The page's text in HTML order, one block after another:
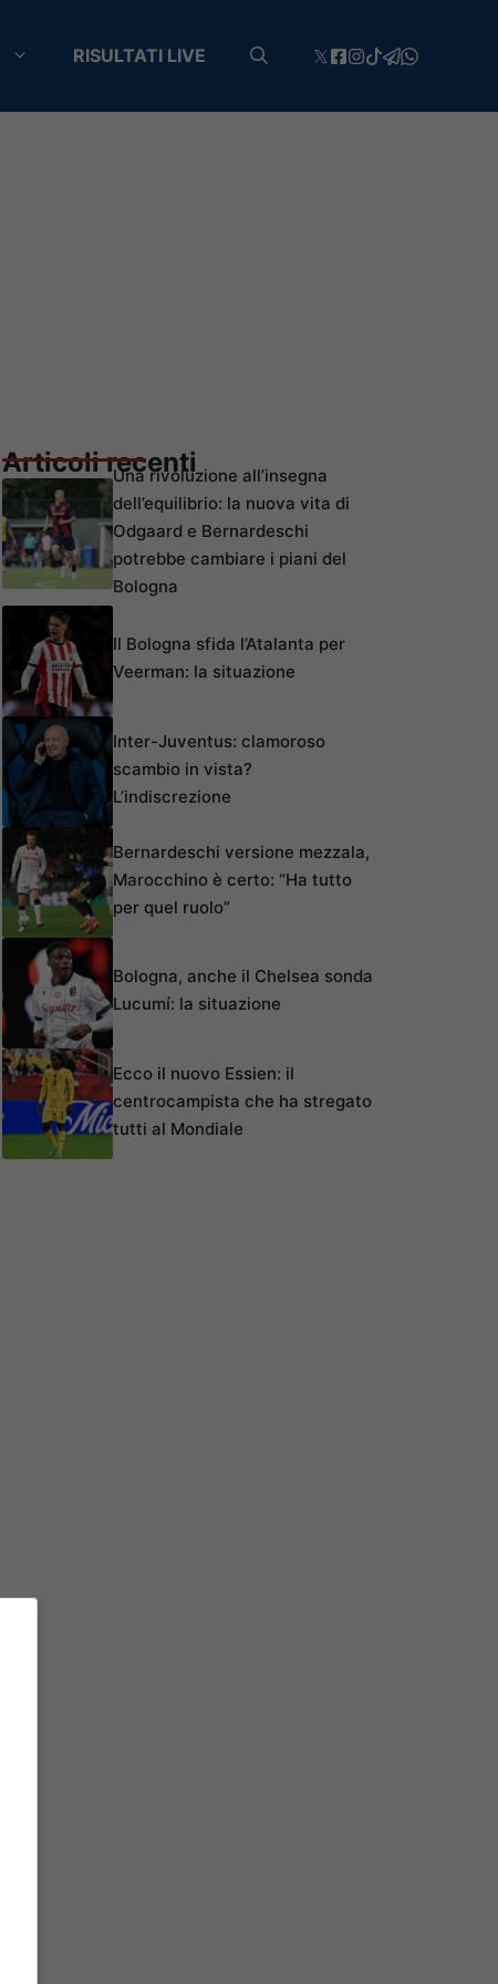
RISULTATI LIVE
Articoli recentiUna rivoluzione all’insegna
dell’equilibrio: la nuova vita di
Odgaard e Bernardeschi
potrebbe cambiare i piani del
Bologna
Il Bologna sfida l’Atalanta per
Veerman: la situazione
Inter-Juventus: clamoroso
scambio in vista?
L’indiscrezione
Bernardeschi versione mezzala,
Marocchino è certo: “Ha tutto
per quel ruolo”
Bologna, anche il Chelsea sonda
Lucumí: la situazione
Ecco il nuovo Essien: il
centrocampista che ha stregato
tutti al Mondiale